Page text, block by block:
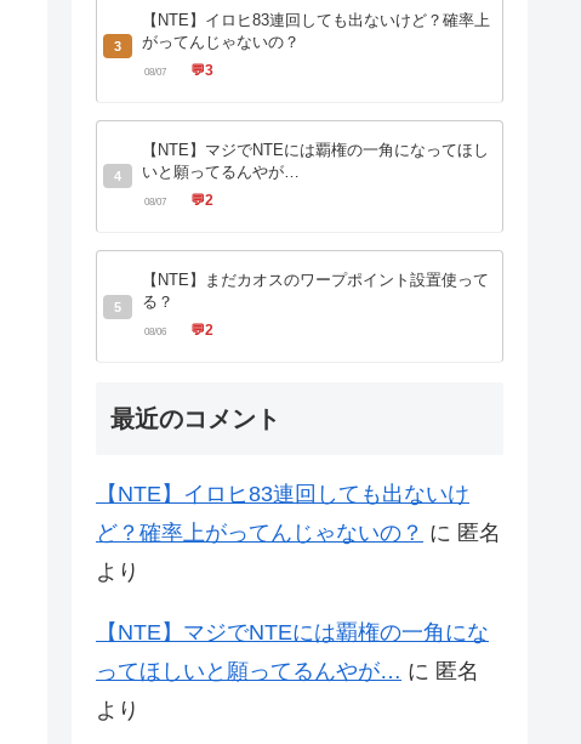
3
【NTE】イロヒ83連回しても出ないけど？確率上
がってんじゃないの？
08/07 💬3
4
【NTE】マジでNTEには覇権の一角になってほし
いと願ってるんやが…
08/07 💬2
5
【NTE】まだカオスのワープポイント設置使って
る？
08/06 💬2
最近のコメント
【NTE】イロヒ83連回しても出ないけ
ど？確率上がってんじゃないの？ に 匿名
より
【NTE】マジでNTEには覇権の一角にな
ってほしいと願ってるんやが… に 匿名
より